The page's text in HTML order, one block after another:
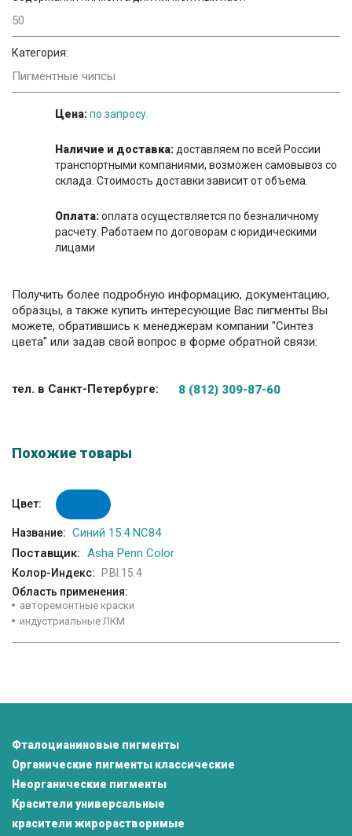
50
Категория:
Пигментные чипсы
Цена:по запросу.
Наличие и доставка: доставляем по всей России
транспортными компаниями, возможен самовывоз со
склада. Стоимость доставки зависит от объема.
Оплата:оплата осуществляется по безналичному
расчету. Работаем по договорам с юридическими
лицами
Получить более подробную информацию, документацию,
образцы, а также купить интересующие Вас пигменты Вы
можете, обратившись к менеджерам компании "Синтез
цвета" или задав свой вопрос в форме обратной связи:
тел. в Санкт-Петербурге: 8 (812) 309-87-60
Похожие товары
Цвет:
Название: Синий 15:4 NC84
Поставщик: Asha Penn Color
Колор-Индекс:
P.Bl.15:4
Область применения:
авторемонтные краски
индустриальные ЛКМ
Фталоцианиновые пигменты
Органические пигменты классические
Неорганические пигменты
Красители универсальные
красители жирорастворимые